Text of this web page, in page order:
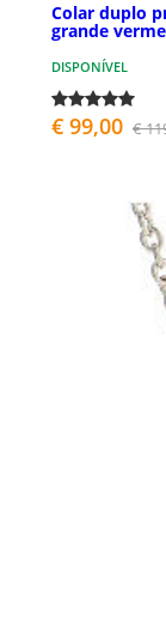
Colar duplo
grande
DISPONÍVEL
€ 99,00 €